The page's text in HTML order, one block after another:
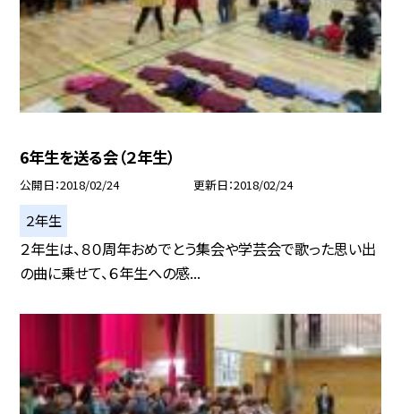
6年生を送る会（２年生）
公開日 2018/02/24 更新日 2018/02/24
２年生
２年生は、８０周年おめでとう集会や学芸会で歌った思い出
の曲に乗せて、６年生への感...